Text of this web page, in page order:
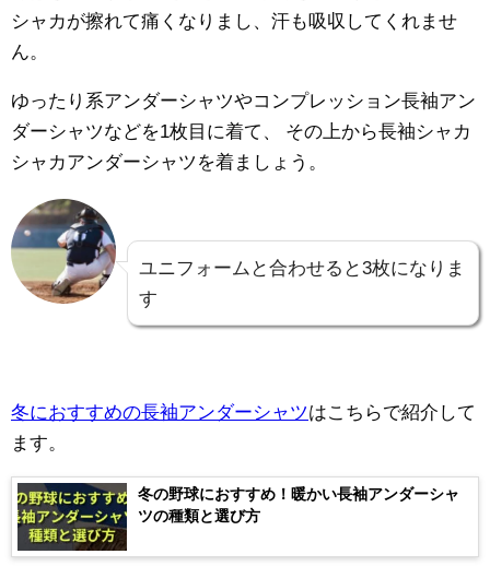
シャカが擦れて痛くなりまし、汗も吸収してくれませ
ん。
ゆったり系アンダーシャツやコンプレッション長袖アン
ダーシャツなどを1枚目に着て、
その上から長袖シャカ
シャカアンダーシャツを着ましょう。
ユニフォームと合わせると3枚になりま
す
冬におすすめの長袖アンダーシャツはこちらで紹介して
ます。
冬の野球におすすめ！暖かい長袖アンダーシャ
ツの種類と選び方